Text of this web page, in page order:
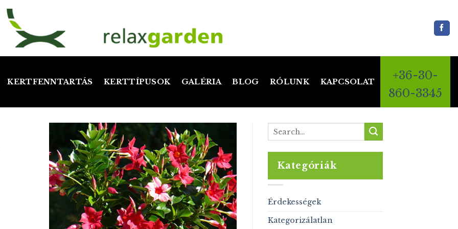
KERTFENNTARTÁS KERTTÍPUSOK GALÉRIA BLOG RÓLUNK KAPCSOLAT
+36-30-
860-3345
Kategóriák
Érdekességek
Kategorizálatlan